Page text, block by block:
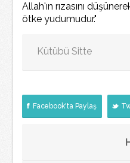
Allah'ın rızasını
ötke yudumudur."
Kütübü Sitte
Facebook'ta Paylaş